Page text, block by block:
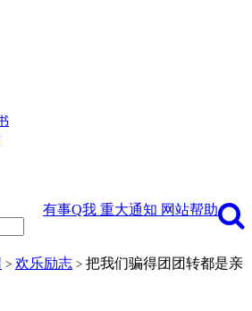
有事Q我 重大通知 网站帮助
> 欢乐励志 > 把我们骗得团团转都是亲